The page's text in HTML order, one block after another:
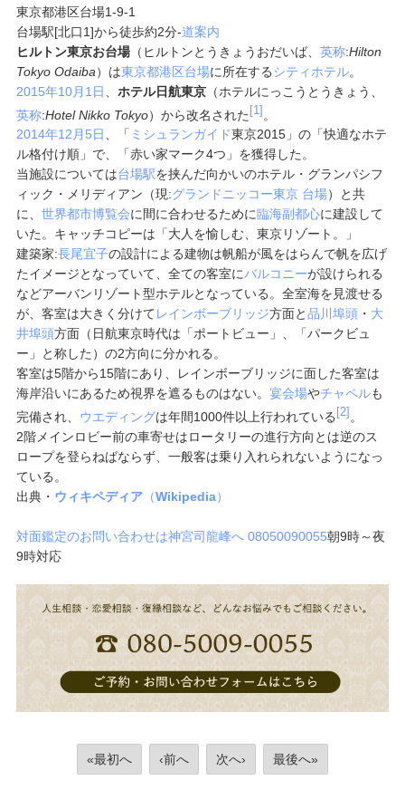
東京都港区台場1-9-1
台場駅[北口1]から徒歩約2分-道案内
ヒルトン東京お台場（ヒルトンとうきょうおだいば、 英称:Hilton
Tokyo Odaiba）は東京都港区台場に所在するシティホテル。
2015年10月1日 ホテル日航東京（ホテルにっこうとうきょう、
英称:Hotel Nikko Tokyo）から改名された [1]
2014年12月5日 、「 ミシュランガイド東京2015」の「快適なホテ
ル格付け順」で、「赤い家マーク4つ」を獲得した。
当施設については台場駅を挟んだ向かいのホテル・グランパシフ
ィック・メリディアン（現:グランドニッコー東京 台場）と共
に、 世界都市博覧会に間に合わせるために臨海副都心に建設して
いた。キャッチコピーは「大人を愉しむ、東京リゾート。」
建築家:長尾宜子の設計による建物は帆船が風をはらんで帆を広げ
たイメージとなっていて、全ての客室にバルコニーが設けられる
などアーバンリゾート型ホテルとなっている。全室海を見渡せる
が、客室は大きく分けてレインボーブリッジ方面と品川埠頭・ 大
井埠頭方面（日航東京時代は「ポートビュー」、「パークビュ
ー」と称した）の2方向に分かれる。
客室は5階から15階にあり、レインボーブリッジに面した客室は
海岸沿いにあるため視界を遮るものはない。 宴会場やチャペルも
完備され、 ウエディングは年間1000件以上行われている [2] 。
2階メインロビー前の車寄せはロータリーの進行方向とは逆のス
ロープを登らねばならず、一般客は乗り入れられないようになっ
ている。
出典・ ウィキペディア（Wikipedia）
対面鑑定のお問い合わせは神宮司龍峰へ 08050090055朝9時～夜
9時対応
«最初へ ‹前へ 次へ› 最後へ»